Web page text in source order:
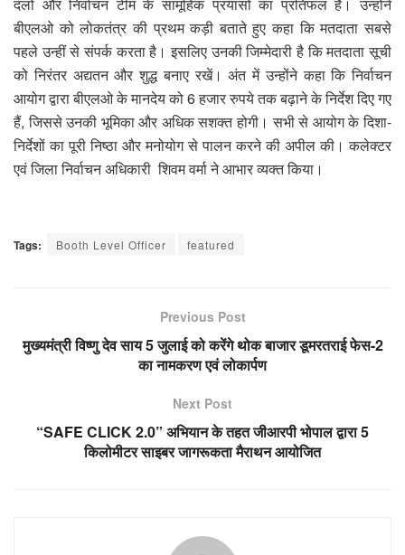
बीएलओ को लोकतंत्र की प्रथम कड़ी बताते हुए कहा कि मतदाता सबसे
पहले उन्हीं से संपर्क करता है। इसलिए उनकी जिम्मेदारी है कि मतदाता सूची
को निरंतर अद्यतन और शुद्ध बनाए रखें। अंत में उन्होंने कहा कि निर्वाचन
आयोग द्वारा बीएलओ के मानदेय को 6 हजार रुपये तक बढ़ाने के निर्देश दिए गए
हैं, जिससे उनकी भूमिका और अधिक सशक्त होगी। सभी से आयोग के दिशा-
निर्देशों का पूरी निष्ठा और मनोयोग से पालन करने की अपील की। कलेक्टर
एवं जिला निर्वाचन अधिकारी शिवम वर्मा ने आभार व्यक्त किया।
Tags: Booth Level Officer featured
Previous Post
मुख्यमंत्री विष्णु देव साय 5 जुलाई को करेंगे थोक बाजार डूमरतराई फेस-2
का नामकरण एवं लोकार्पण
Next Post
“SAFE CLICK 2.0” अभियान के तहत जीआरपी भोपाल द्वारा 5
किलोमीटर साइबर जागरूकता मैराथन आयोजित